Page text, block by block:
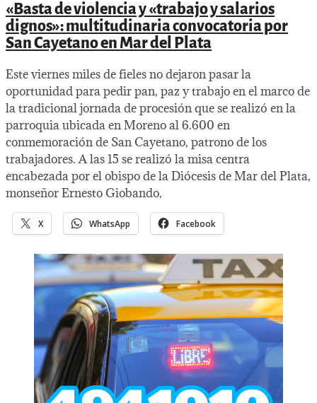
«Basta de violencia y «trabajo y salarios
dignos»: multitudinaria convocatoria por
San Cayetano en Mar del Plata
Este viernes miles de fieles no dejaron pasar la
oportunidad para pedir pan, paz y trabajo en el marco de
la tradicional jornada de procesión que se realizó en la
parroquia ubicada en Moreno al 6.600 en
conmemoración de San Cayetano, patrono de los
trabajadores. A las 15 se realizó la misa centra
encabezada por el obispo de la Diócesis de Mar del Plata,
monseñor Ernesto Giobando,
X WhatsApp Facebook